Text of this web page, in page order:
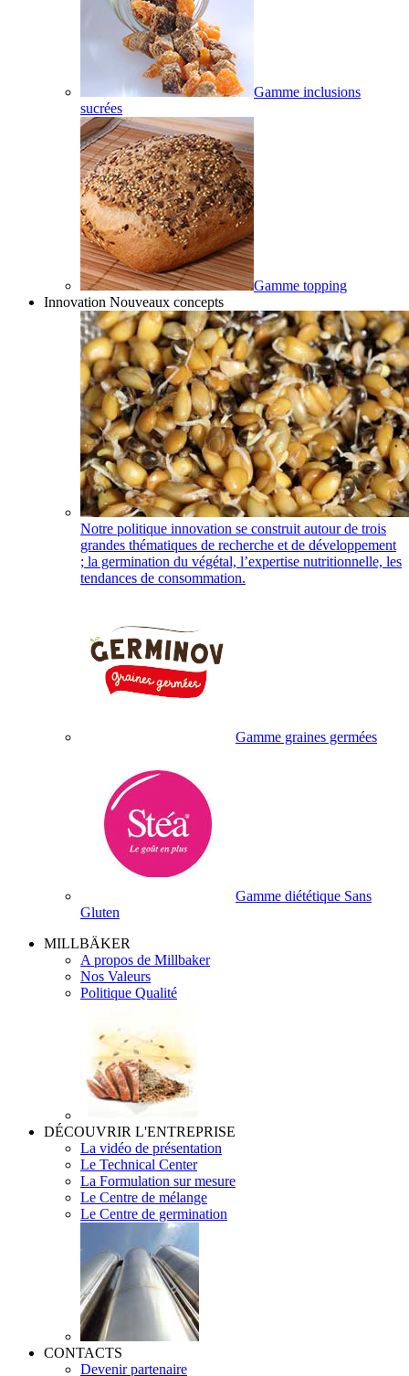
Gamme inclusions
sucrées
Gamme topping
Innovation Nouveaux concepts
Notre politique innovation se construit autour de trois
grandes thématiques de recherche et de développement
; la germination du végétal, l’expertise nutritionnelle, les
tendances de consommation.
Gamme graines germées
Gamme diététique Sans
Gluten
MILLBÄKER
A propos de Millbaker
Nos Valeurs
Politique Qualité
DÉCOUVRIR L'ENTREPRISE
La vidéo de présentation
Le Technical Center
La Formulation sur mesure
Le Centre de mélange
Le Centre de germination
CONTACTS
Devenir partenaire